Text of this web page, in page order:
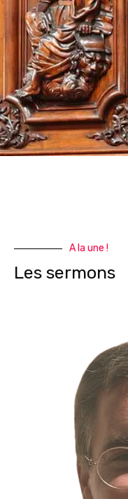
A la une !
Les sermons